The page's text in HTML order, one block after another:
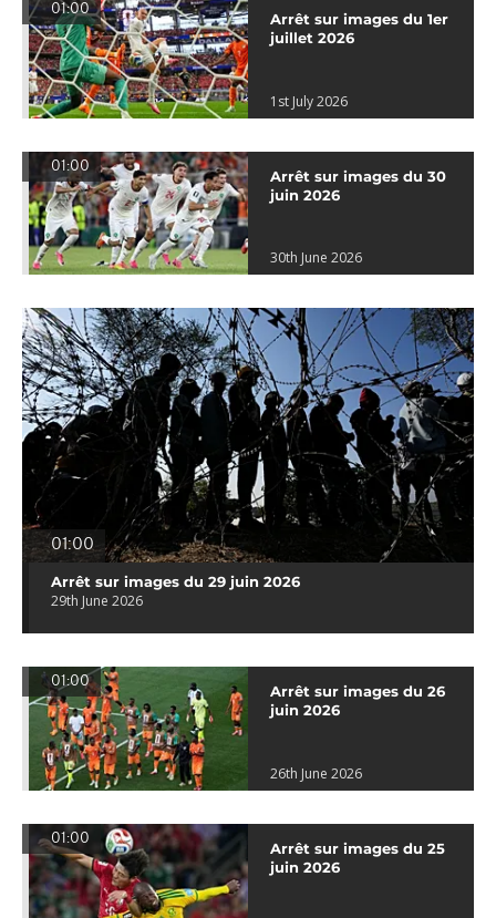
01:00
Arrêt sur images du 1er
juillet 2026
1st July 2026
01:00
Arrêt sur images du 30
juin 2026
30th June 2026
01:00
Arrêt sur images du 29 juin 2026
29th June 2026
01:00
Arrêt sur images du 26
juin 2026
26th June 2026
01:00
Arrêt sur images du 25
juin 2026